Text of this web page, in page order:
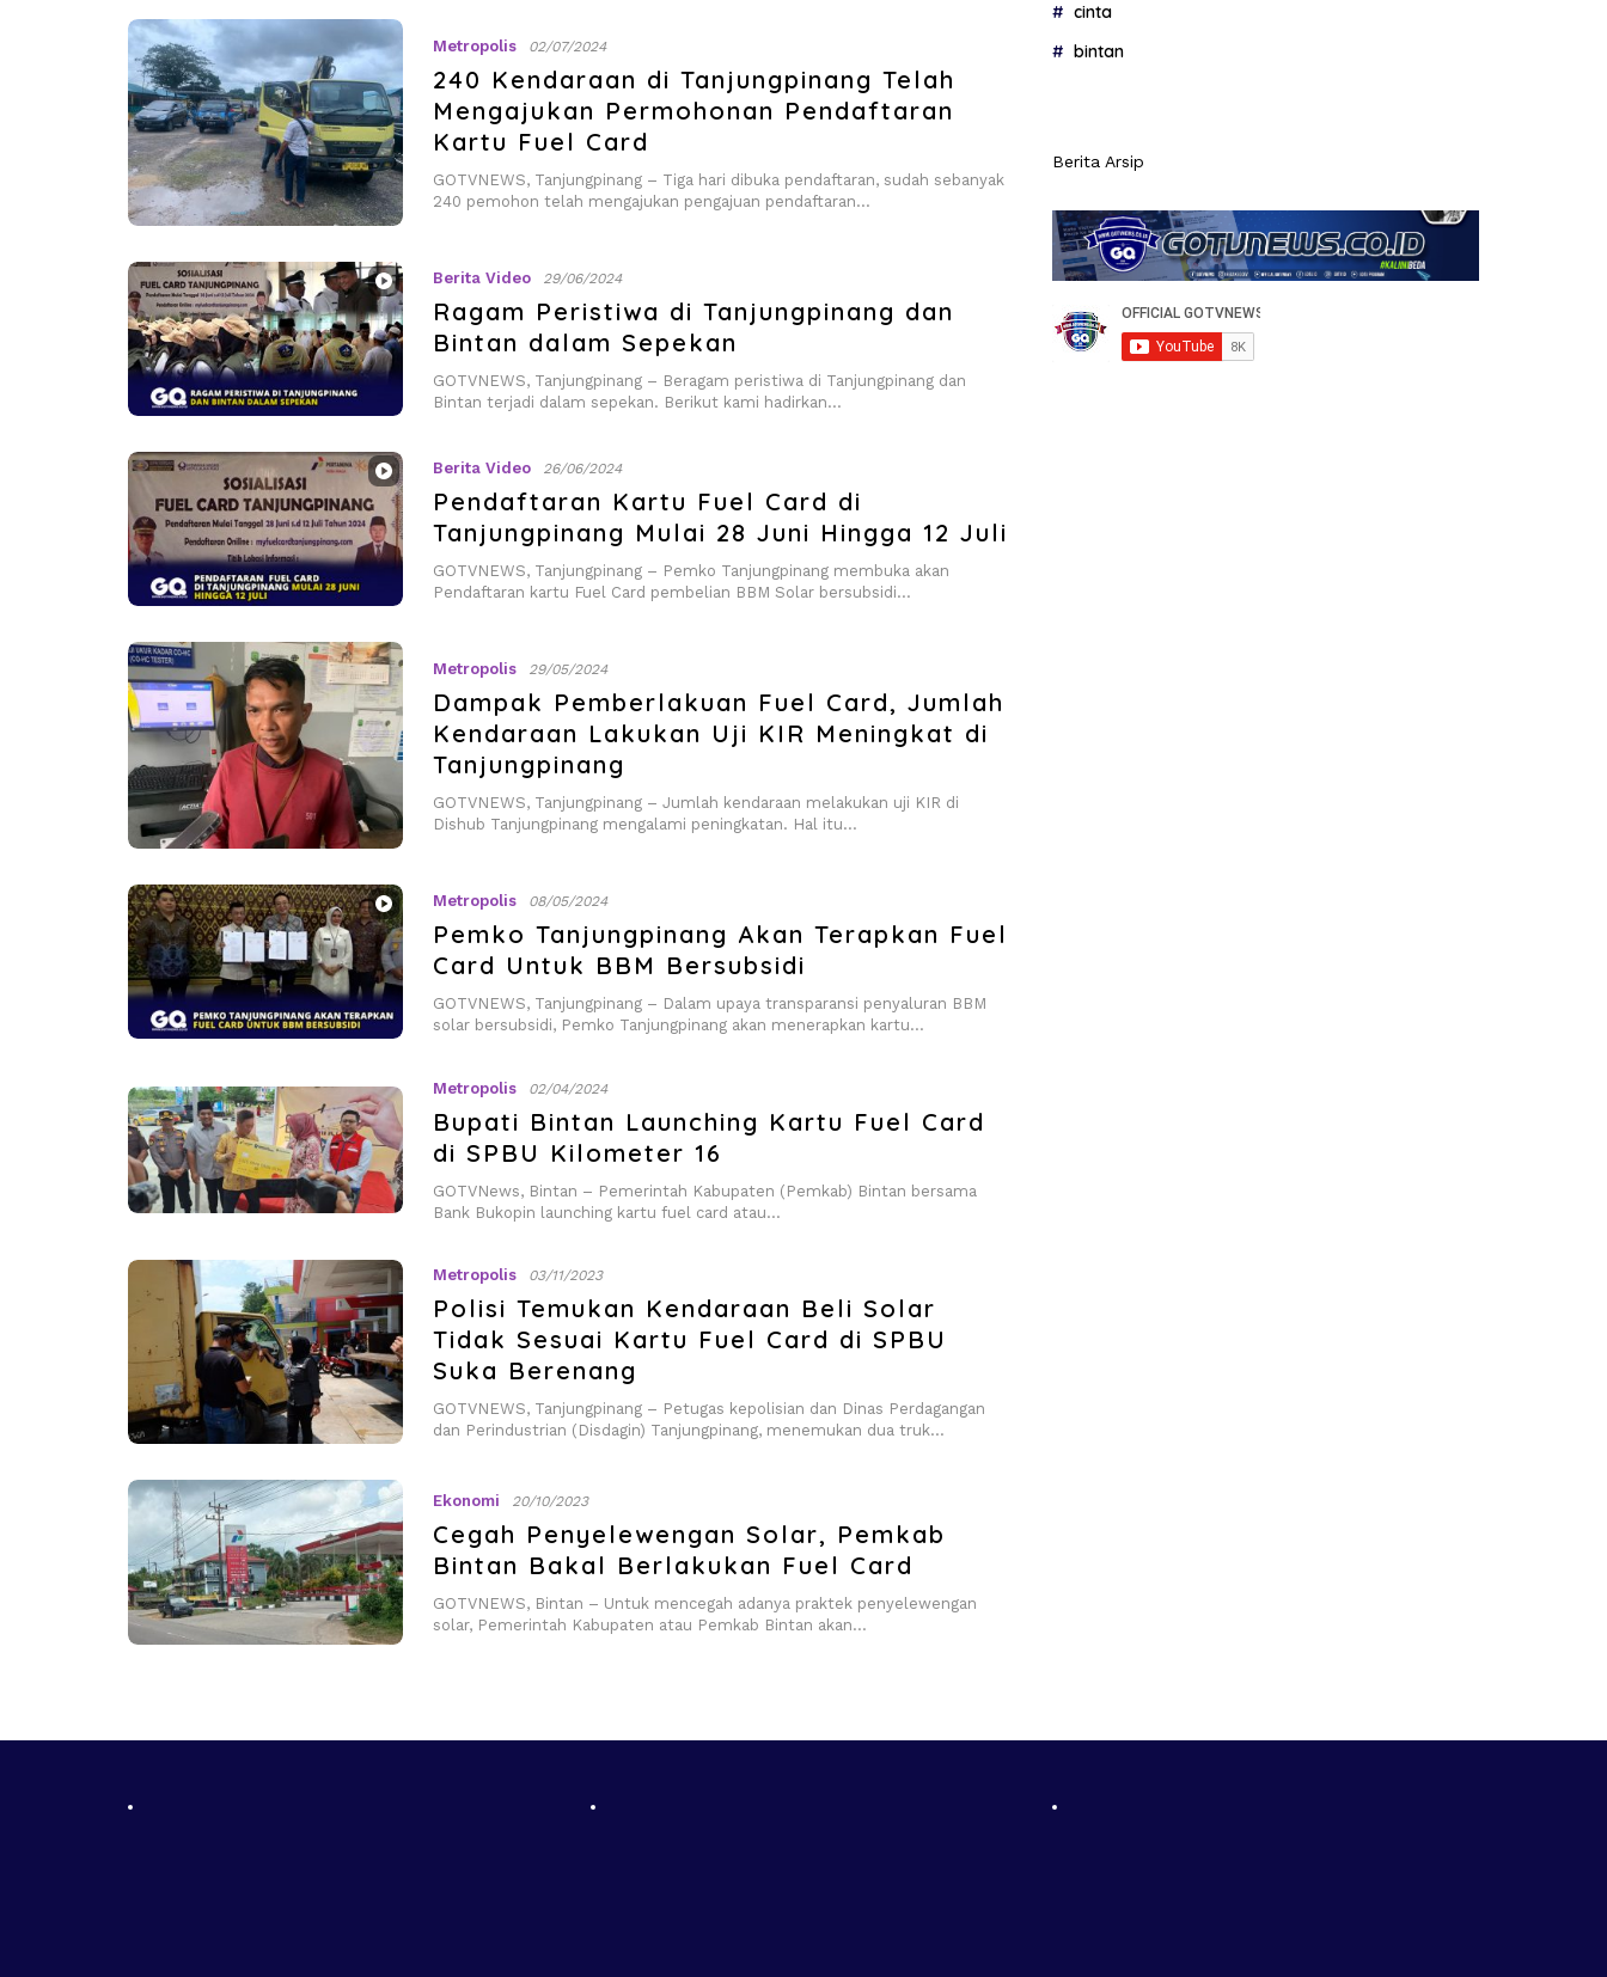
Metropolis 02/07/2024
240 Kendaraan di Tanjungpinang Telah
Mengajukan Permohonan Pendaftaran
Kartu Fuel Card
GOTVNEWS, Tanjungpinang – Tiga hari dibuka pendaftaran, sudah sebanyak
240 pemohon telah mengajukan pengajuan pendaftaran…
Berita Video 29/06/2024
Ragam Peristiwa di Tanjungpinang dan
Bintan dalam Sepekan
GOTVNEWS, Tanjungpinang – Beragam peristiwa di Tanjungpinang dan
Bintan terjadi dalam sepekan. Berikut kami hadirkan…
Berita Video 26/06/2024
Pendaftaran Kartu Fuel Card di
Tanjungpinang Mulai 28 Juni Hingga 12 Juli
GOTVNEWS, Tanjungpinang – Pemko Tanjungpinang membuka akan
Pendaftaran kartu Fuel Card pembelian BBM Solar bersubsidi…
Metropolis 29/05/2024
Dampak Pemberlakuan Fuel Card, Jumlah
Kendaraan Lakukan Uji KIR Meningkat di
Tanjungpinang
GOTVNEWS, Tanjungpinang – Jumlah kendaraan melakukan uji KIR di
Dishub Tanjungpinang mengalami peningkatan. Hal itu…
Metropolis 08/05/2024
Pemko Tanjungpinang Akan Terapkan Fuel
Card Untuk BBM Bersubsidi
GOTVNEWS, Tanjungpinang – Dalam upaya transparansi penyaluran BBM
solar bersubsidi, Pemko Tanjungpinang akan menerapkan kartu…
Metropolis 02/04/2024
Bupati Bintan Launching Kartu Fuel Card
di SPBU Kilometer 16
GOTVNews, Bintan – Pemerintah Kabupaten (Pemkab) Bintan bersama
Bank Bukopin launching kartu fuel card atau…
Metropolis 03/11/2023
Polisi Temukan Kendaraan Beli Solar
Tidak Sesuai Kartu Fuel Card di SPBU
Suka Berenang
GOTVNEWS, Tanjungpinang – Petugas kepolisian dan Dinas Perdagangan
dan Perindustrian (Disdagin) Tanjungpinang, menemukan dua truk…
Ekonomi 20/10/2023
Cegah Penyelewengan Solar, Pemkab
Bintan Bakal Berlakukan Fuel Card
GOTVNEWS, Bintan – Untuk mencegah adanya praktek penyelewengan
solar, Pemerintah Kabupaten atau Pemkab Bintan akan…
cinta
bintan
Berita Arsip